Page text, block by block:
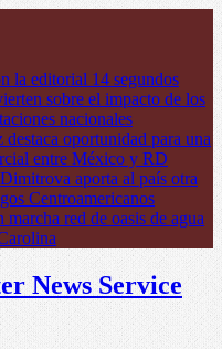
la editorial 14 segundos
sobre el impacto de los
nacionales
oportunidad para una
entre México y RD
aporta al país otra
Centroamericanos
red de oasis de agua
News Service